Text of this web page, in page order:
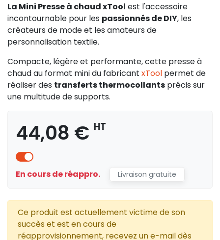
La Mini Presse à chaud xTool est l'accessoire
incontournable pour les passionnés de DIY, les
créateurs de mode et les amateurs de
personnalisation textile.
Compacte, légère et performante, cette presse à
chaud au format mini du fabricant xTool permet de
réaliser des transferts thermocollants précis sur
une multitude de supports.
44,08 € HT
En cours de réappro. Livraison gratuite
Ce produit est actuellement victime de son
succès et est en cours de
réapprovisionnement, recevez un e-mail dès